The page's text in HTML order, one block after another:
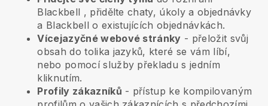
Blackbell , přidělte chaty, úkoly a objednávky
a Blackbell o existujících objednávkách.
Vícejazyčné webové stránky - přeložit svůj
obsah do tolika jazyků, které se vám líbí,
nebo pomocí služby překladu s jedním
kliknutím.
Profily zákazníků - přístup ke kompilovaným